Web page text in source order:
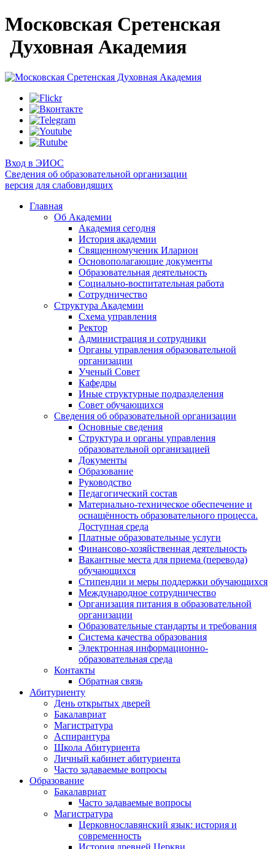
Московская Сретенская
Духовная Академия
Вход в ЭИОС
Сведения об образовательной организации
версия для слабовидящих
Главная
Об Академии
Академия сегодня
История академии
Священномученик Иларион
Основополагающие документы
Образовательная деятельность
Социально-воспитательная работа
Сотрудничество
Структура Академии
Схема управления
Ректор
Администрация и сотрудники
Органы управления образовательной
организации
Ученый Совет
Кафедры
Иные структурные подразделения
Совет обучающихся
Сведения об образовательной организации
Основные сведения
Структура и органы управления
образовательной организацией
Документы
Образование
Руководство
Педагогический состав
Материально-техническое обеспечение и
оснащённость образовательного процесса.
Доступная среда
Платные образовательные услуги
Финансово-хозяйственная деятельность
Вакантные места для приема (перевода)
обучающихся
Стипендии и меры поддержки обучающихся
Международное сотрудничество
Организация питания в образовательной
организации
Образовательные стандарты и требования
Система качества образования
Электронная информационно-
образовательная среда
Контакты
Обратная связь
Абитуриенту
День открытых дверей
Бакалавриат
Магистратура
Аспирантура
Школа Абитуриента
Личный кабинет абитуриента
Часто задаваемые вопросы
Образование
Бакалавриат
Часто задаваемые вопросы
Магистратура
Церковнославянский язык: история и
современность
История древней Церкви